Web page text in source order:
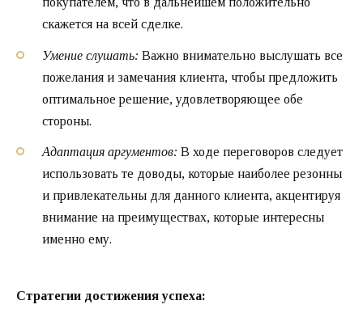
скажется на всей сделке.
Умение слушать: Важно внимательно выслушать все
пожелания и замечания клиента, чтобы предложить
оптимальное решение, удовлетворяющее обе
стороны.
Адаптация аргументов: В ходе переговоров следует
использовать те доводы, которые наиболее резонны
и привлекательны для данного клиента, акцентируя
внимание на преимуществах, которые интересны
именно ему.
Стратегии достижения успеха: